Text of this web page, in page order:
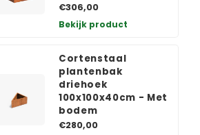
€306,00
Bekijk product
Cortenstaal
plantenbak
driehoek
100x100x40cm - Met
bodem
€280,00